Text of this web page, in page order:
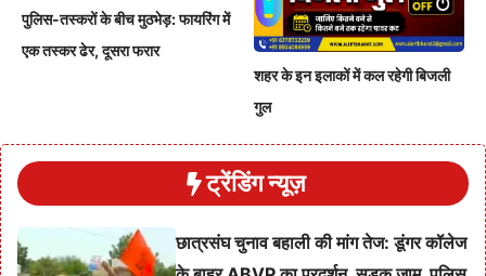
पुलिस-तस्करों के बीच मुठभेड़: फायरिंग में
एक तस्कर ढेर, दूसरा फरार
शहर के इन इलाकों में कल रहेगी बिजली
गुल
ट्रेंडिंग न्यूज़
छात्रसंघ चुनाव बहाली की मांग तेज: डूंगर कॉलेज